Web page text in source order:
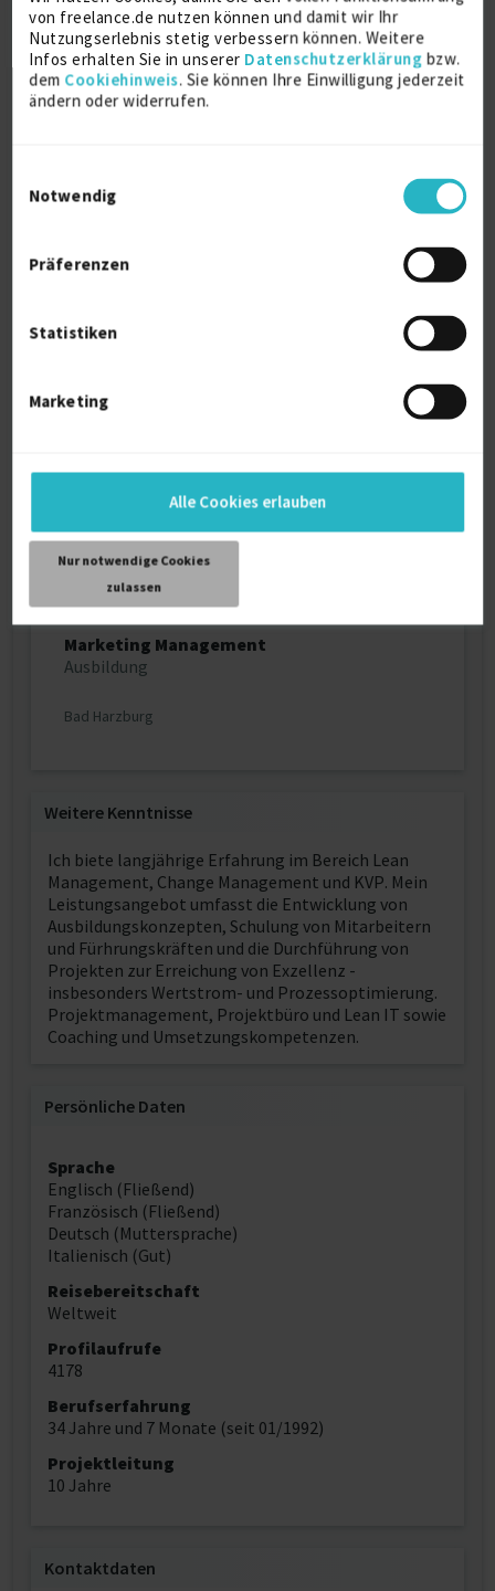
von freelance.de nutzen können und damit wir Ihr
Nutzungserlebnis stetig verbessern können. Weitere
Infos erhalten Sie in unserer Datenschutzerklärung bzw.
dem Cookiehinweis. Sie können Ihre Einwilligung jederzeit
ändern oder widerrufen.
Notwendig
Präferenzen
Statistiken
Marketing
Alle Cookies erlauben
Nur notwendige Cookies
zulassen
Systemischer Coach
2012
2005
Business Engineer IHK
2001
Lehramtstudium
1. und 2. Staatsexamen
Münster - Düssedorf
Marketing Management
Ausbildung
Bad Harzburg
Weitere Kenntnisse
Ich biete langjährige Erfahrung im Bereich Lean
Management, Change Management und KVP. Mein
Leistungsangebot umfasst die Entwicklung von
Ausbildungskonzepten, Schulung von Mitarbeitern
und Fürhrungskräften und die Durchführung von
Projekten zur Erreichung von Exzellenz -
insbesonders Wertstrom- und Prozessoptimierung.
Projektmanagement, Projektbüro und Lean IT sowie
Coaching und Umsetzungskompetenzen.
Persönliche Daten
Sprache
Englisch (Fließend)
Französisch (Fließend)
Deutsch (Muttersprache)
Italienisch (Gut)
Reisebereitschaft
Weltweit
Profilaufrufe
4178
Berufserfahrung
34 Jahre und 7 Monate (seit 01/1992)
Projektleitung
10 Jahre
Kontaktdaten